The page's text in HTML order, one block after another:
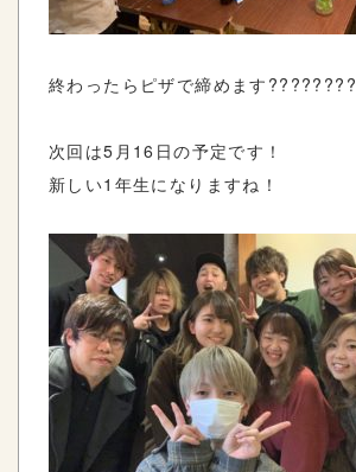
終わったらピザで締めます????????
次回は5月16日の予定です！
新しい1年生になりますね！